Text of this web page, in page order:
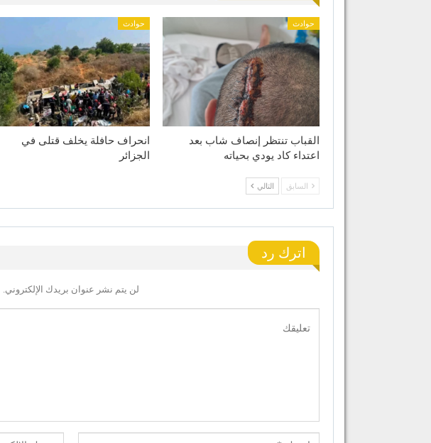
حوادث
القباب تنتظر إنصاف شاب بعد
اعتداء كاد يودي بحياته
حوادث
انحراف حافلة يخلف قتلى في
الجزائر
السابق التالي
اترك رد
لن يتم نشر عنوان بريدك الإلكتروني.